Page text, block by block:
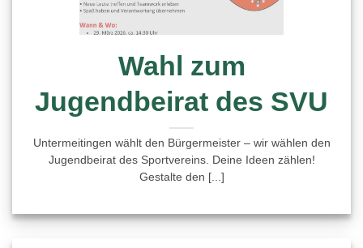
Wahl zum
Jugendbeirat des SVU
Untermeitingen wählt den Bürgermeister – wir wählen den
Jugendbeirat des Sportvereins. Deine Ideen zählen!
Gestalte den [...]